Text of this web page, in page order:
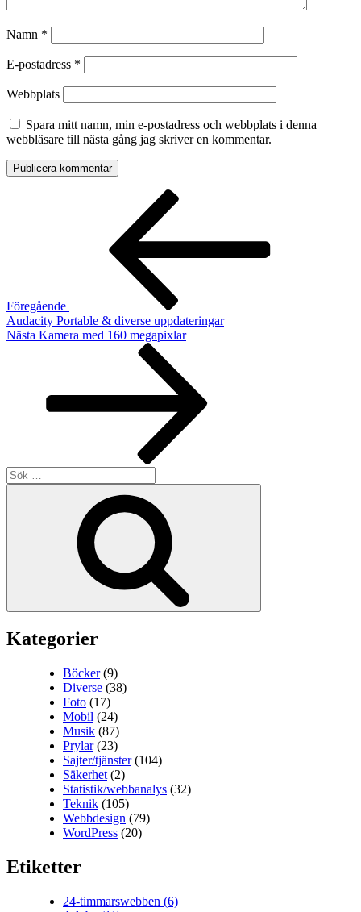
Namn *
E-postadress *
Webbplats
Spara mitt namn, min e-postadress och webbplats i denna
webbläsare till nästa gång jag skriver en kommentar.
Inläggsnavigering
Föregående
Audacity Portable & diverse uppdateringar
Nästa
Nästa Kamera med 160 megapixlar
Sök
efter:
Kategorier
Böcker(9)
Diverse (38)
Foto (17)
Mobil (24)
Musik (87)
Prylar(23)
Sajter/tjänster(104)
Säkerhet (2)
Statistik/webbanalys (32)
Teknik (105)
Webbdesign (79)
WordPress (20)
Etiketter
24-timmarswebben (6)